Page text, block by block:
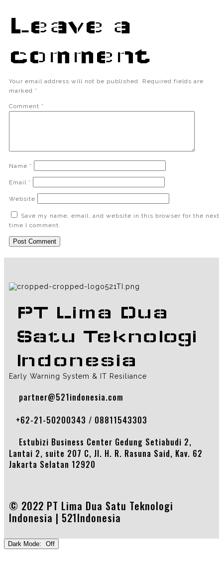
Leave a
comment
Your email address will not be published. Required fields are
marked *
Comment *
Name *
Email *
Website
Save my name, email, and website in this browser for the next
time I comment.
PT Lima Dua
Satu Teknologi
Indonesia
Early Warning System & IT Resiliance
partner@521indonesia.com
+62-21-50200343 / 08811543303
Estubizi Business Center Gedung Setiabudi 2,
Lantai 2, suite 207 C, Jl. H. R. Rasuna Said, Kav. 62
Jakarta Selatan 12920
© 2022 PT Lima Dua Satu Teknologi
Indonesia | 521Indonesia
Dark Mode: